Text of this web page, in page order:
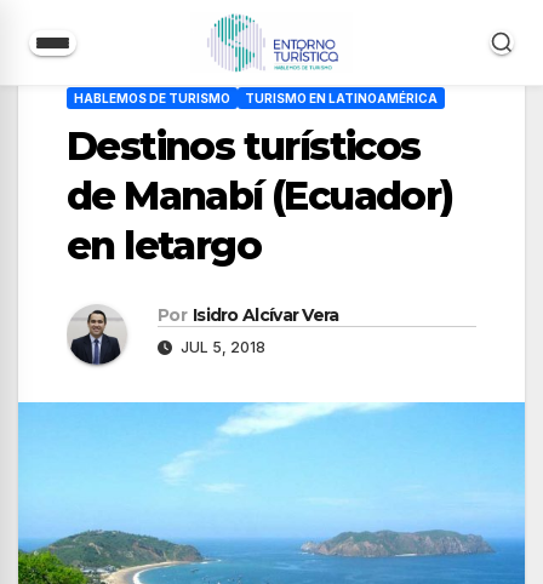
contenido
HABLEMOS DE TURISMO TURISMO EN LATINOAMÉRICA
Destinos turísticos
de Manabí (Ecuador)
en letargo
Por Isidro Alcívar Vera
JUL 5, 2018